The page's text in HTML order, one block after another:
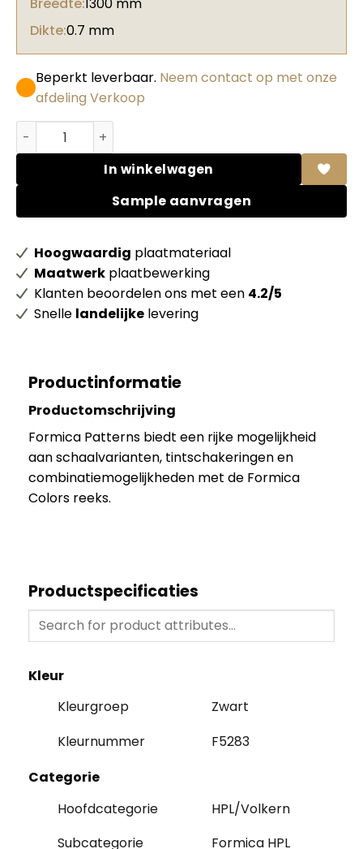
Breedte:1300 mm
Dikte:0.7 mm
Beperkt leverbaar. Neem contact op met onze
afdeling Verkoop
Formica HPL F5283 Dogbone storm Matte (58) + folie
In winkelwagen
Sample aanvragen
Hoogwaardig plaatmateriaal
Maatwerk plaatbewerking
Klanten beoordelen ons met een 4.2/5
Snelle landelijke levering
Productinformatie
Productomschrijving
Formica Patterns biedt een rijke mogelijkheid
aan schaalvarianten, tintschakeringen en
combinatiemogelijkheden met de Formica
Colors reeks.
Productspecificaties
Kleur
Kleurgroep
Zwart
Kleurnummer
F5283
Categorie
Hoofdcategorie
HPL/Volkern
Subcategorie
Formica HPL